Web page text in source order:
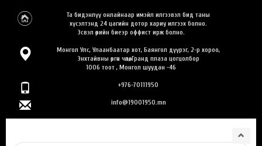
Та бидэнлүү онлайнаар имэйл илгээвэл бид таны
хүсэлтэнд 24 цагийн дотор хариу илгээх болно.
Эсвэл өөрийн биеэр оффист ирж болно.
Монгол Улс, Улаанбаатар хот, Баянгол дүүрэг, 2-р хороо,
Энхтайвны өргөн чөлөө, Гранд плаза цогцолбор
1006 тоот , Монгол шуудан -46
+976-70111950
info@19001950.mn